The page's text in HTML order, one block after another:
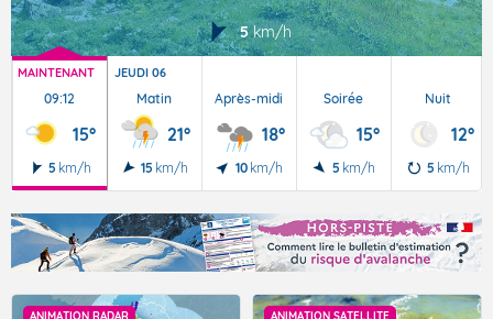
5 km/h
MAINTENANT
09:12
15°
5 km/h
JEUDI 06
Matin
21°
15 km/h
Après-midi
18°
10 km/h
Soirée
15°
5 km/h
Nuit
12°
5 km/h